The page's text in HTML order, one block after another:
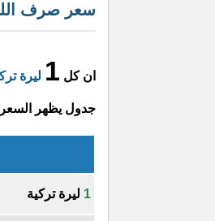
سعر صرف
ان كل 1 ليرة
جدول يظهر
1 ليرة تركية